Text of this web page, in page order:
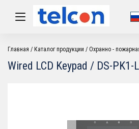
Главная Каталог продукции Охранно -
Wired LCD Keypad / DS-PK1-